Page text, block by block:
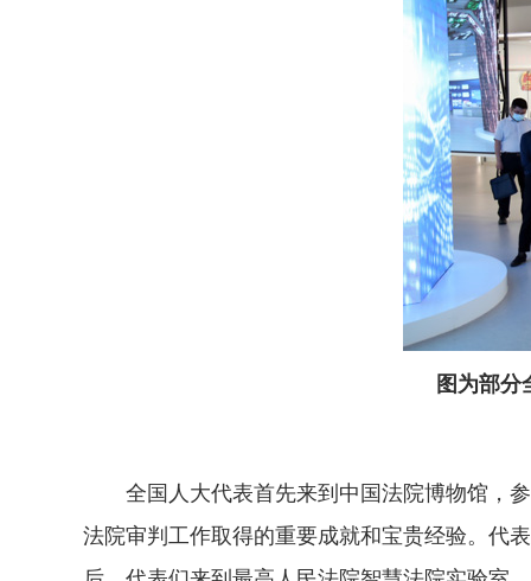
图为部分
全国人大代表首先来到中国法院博物馆，参
法院审判工作取得的重要成就和宝贵经验。代